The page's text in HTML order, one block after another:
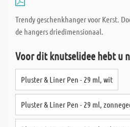
Trendy geschenkhanger voor Kerst.
de hangers driedimensionaal.
Voor dit knutselidee hebt u
Pluster & Liner Pen - 29 ml, wit
Pluster & Liner Pen - 29 ml,